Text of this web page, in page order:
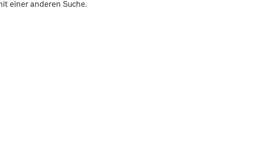
einer anderen Suche.